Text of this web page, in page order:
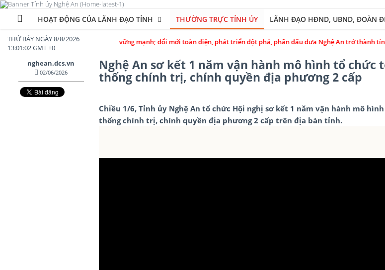
HOẠT ĐỘNG CỦA LÃNH ĐẠO TỈNH THƯỜNG TRỰC TỈNH ỦY LÃNH ĐẠO HĐND, UBND, ĐOÀN
THỨ BẢY NGÀY 8/8/2026
13:01:04 GMT +0
trị trong sạch, vững mạnh; đổi mới toàn diện, phát triển đột phá, phấn đấu đưa Nghệ An trở thành tỉnh khá, cực tăng
nghean.dcs.vn
02/06/2026 Nghệ An sơ kết 1 năm vận hành mô hình tổ chức
thống chính trị, chính quyền địa phương 2 cấp
Chiều 1/6, Tỉnh ủy Nghệ An tổ chức Hội nghị sơ kết 1 năm vận hành mô
thống chính trị, chính quyền địa phương 2 cấp trên địa bàn tỉnh.